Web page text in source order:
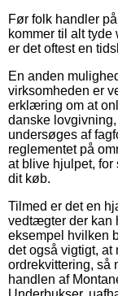
Før folk handler
kommer til alt
er det oftest en
En anden
virksomheden er
erklæring om at
danske
undersøges af
reglementet på
at blive hjulpet, for
dit køb.
Tilmed er det en
vedtægter der kan
eksempel hvilken
det også vigtigt, at
ordrekvittering, så
handlen af